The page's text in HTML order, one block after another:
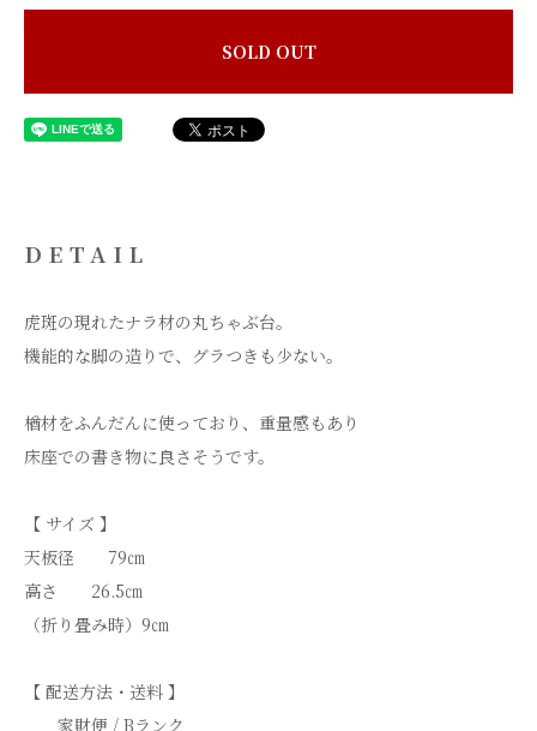
SOLD OUT
DETAIL
虎斑の現れたナラ材の丸ちゃぶ台。
機能的な脚の造りで、グラつきも少ない。
楢材をふんだんに使っており、重量感もあり
床座での書き物に良さそうです。
【 サイズ 】
天板径 79㎝
高さ 26.5㎝
（折り畳み時）9㎝
【 配送方法・送料 】
家財便 / Bランク